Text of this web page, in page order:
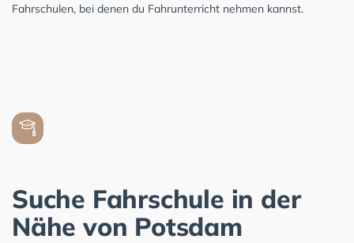
Fahrschulen, bei denen du Fahrunterricht nehmen kannst.
Suche Fahrschule in der
Nähe von Potsdam